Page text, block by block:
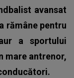
avansat
rămâne pentru
a sportului
mare antrenor,